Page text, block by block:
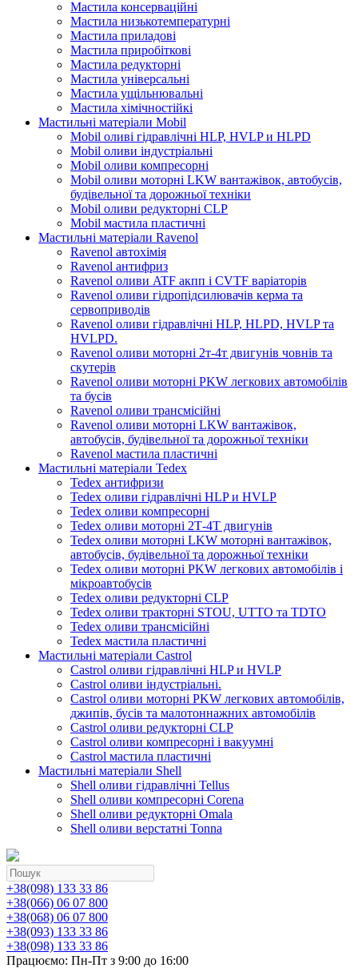
Мастила консерваційні
Мастила низькотемпературні
Мастила приладові
Мастила приробіткові
Мастила редукторні
Мастила універсальні
Мастила ущільнювальні
Мастила хімічностійкі
Мастильні матеріали Mobil
Mobil оливі гідравлічні HLP, HVLP и HLPD
Mobil оливи індустріальні
Mobil оливи компресорні
Mobil оливи моторні LKW вантажівок, автобусів,
будівельної та дорожньої техніки
Mobil оливи редукторні CLP
Mobil мастила пластичні
Мастильні матеріали Ravenol
Ravenol автохімія
Ravenol антифриз
Ravenol оливи ATF акпп і CVTF варіаторів
Ravenol оливи гідропідсилювачів керма та
сервоприводів
Ravenol оливи гідравлічні HLP, HLPD, HVLP та
HVLPD.
Ravenol оливи моторні 2т-4т двигунів човнів та
скутерів
Ravenol оливи моторні PKW легкових автомобілів
та бусів
Ravenol оливи трансмісійні
Ravenol оливи моторні LKW вантажівок,
автобусів, будівельної та дорожньої техніки
Ravenol мастила пластичні
Мастильні матеріали Tedex
Tedex антифризи
Tedex оливи гідравлічні HLP и HVLP
Tedex оливи компресорні
Tedex оливи моторні 2Т-4Т двигунів
Tedex оливи моторні LKW моторні вантажівок,
автобусів, будівельної та дорожньої техніки
Tedex оливи моторні PKW легкових автомобілів і
мікроавтобусів
Tedex оливи редукторні CLP
Tedex оливи тракторні STOU, UTTO та TDTO
Tedex оливи трансмісійні
Tedex мастила пластичні
Мастильні матеріали Castrol
Castrol оливи гідравлічні HLP и HVLP
Castrol оливи індустріальні.
Castrol оливи моторні PKW легкових автомобілів,
джипів, бусів та малотоннажних автомобілів
Castrol оливи редукторні CLP
Castrol оливи компресорні і вакуумні
Castrol мастила пластичні
Мастильні матеріали Shell
Shell оливи гідравлічні Tellus
Shell оливи компресорні Corena
Shell оливи редукторні Omala
Shell оливи верстатні Tonna
+38(098) 133 33 86
+38(066) 06 07 800
+38(068) 06 07 800
+38(093) 133 33 86
+38(098) 133 33 86
Працюємо: Пн-Пт з 9:00 до 16:00